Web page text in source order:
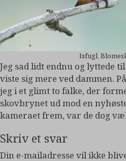
Isfugl,
Jeg sad lidt endnu og lyttede
viste sig mere ved dammen.
jeg i et glimt to falke, der
skovbrynet ud mod en
kameraet frem, var de dog
Skriv et svar
Din e-mailadresse vil ikke